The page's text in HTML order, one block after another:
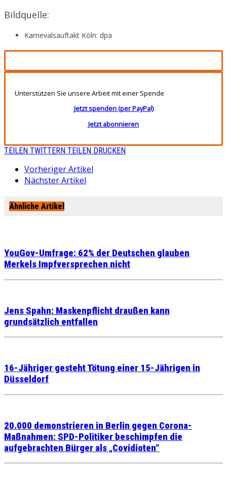
Bildquelle:
Karnevalsauftakt Köln: dpa
Unterstützen Sie unsere Arbeit mit einer Spende
Jetzt spenden (per PayPal)
Jetzt abonnieren
TEILEN TWITTERN TEILEN DRUCKEN
Vorheriger Artikel
Nächster Artikel
Ähnliche Artikel
YouGov-Umfrage: 62% der Deutschen glauben
Merkels Impfversprechen nicht
Jens Spahn: Maskenpflicht draußen kann
grundsätzlich entfallen
16-Jähriger gesteht Tötung einer 15-Jährigen in
Düsseldorf
20.000 demonstrieren in Berlin gegen Corona-
Maßnahmen: SPD-Politiker beschimpfen die
aufgebrachten Bürger als „Covidioten“